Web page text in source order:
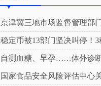
京津冀三地市场监督管理部门联合发布2026
稳定币被13部门坚决叫停！3种常见
自测血糖、早孕……体外诊断试剂科普10
国家食品安全风险评估中心关于预防即食真空包装肉制品